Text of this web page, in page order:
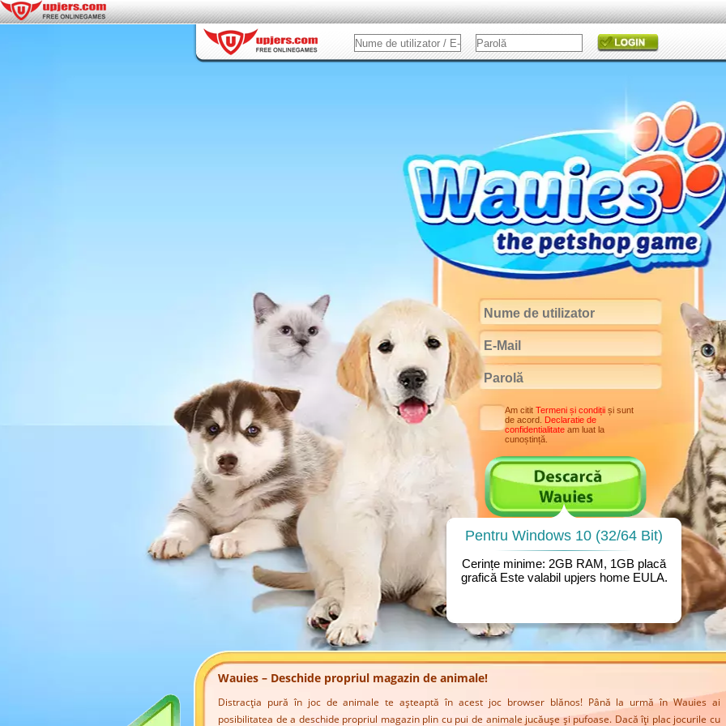
Wauies – Deschide propriul magazin de animale!
Distracția pură în joc de animale te așteaptă în acest joc browser blănos! Până la urmă în Wauies ai
posibilitatea de a deschide propriul magazin plin cu pui de animale jucăușe și pufoase. Dacă îți plac jocurile cu
Am citit Termeni și condiții și sunt
de acord. Declaratie de
confidentialitate am luat la
cunoștință.
Pentru Windows 10 (32/64 Bit)
Cerințe minime: 2GB RAM, 1GB placă
grafică Este valabil upjers home EULA.